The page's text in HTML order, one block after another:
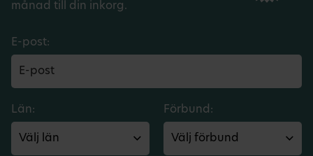
månad till din inkorg.
E-post:
Län: Förbund: